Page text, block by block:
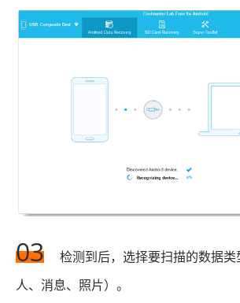
03
检测到后，选择要扫描的数据
人、消息、照片）。